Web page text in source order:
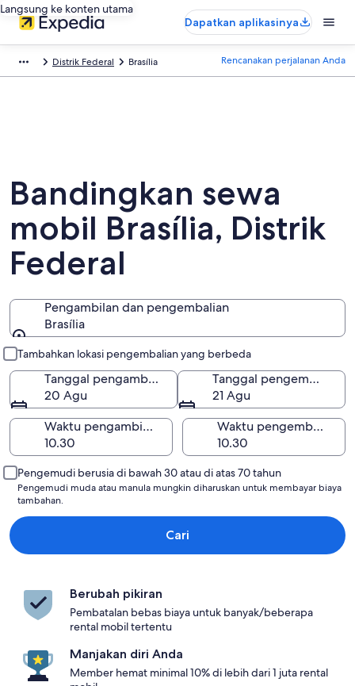
Langsung ke konten utama
Dapatkan aplikasinya
Distrik Federal Brasília Rencanakan perjalanan Anda
Bandingkan sewa
mobil Brasília, Distrik
Federal
Pengambilan dan pengembalian
Brasília
Tambahkan lokasi pengembalian yang berbeda
Tanggal pengambilan
20 Agu
Tanggal pengembalian
21 Agu
Waktu pengambilan
Waktu pengembalian
Pengemudi berusia di bawah 30 atau di atas 70 tahun
Pengemudi muda atau manula mungkin diharuskan untuk membayar biaya
tambahan.
Cari
Berubah pikiran
Pembatalan bebas biaya untuk banyak/beberapa
rental mobil tertentu
Manjakan diri Anda
Member hemat minimal 10% di lebih dari 1 juta rental